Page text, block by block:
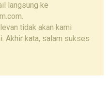
langsung ke
tidak akan kami
Akhir kata, salam sukses